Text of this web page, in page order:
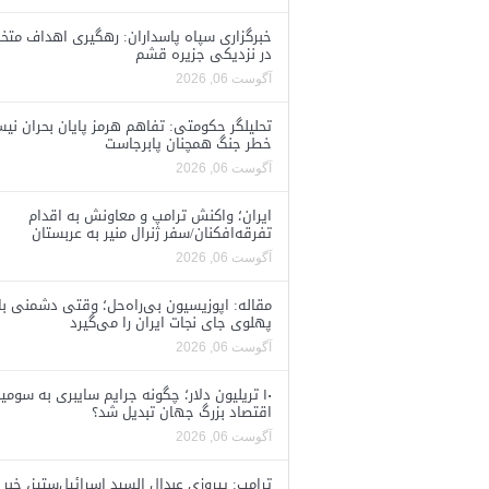
خبرگزاری سپاه پاسداران: رهگیری اهداف
در نزدیکی جزیره قشم
آگوست 06, 2026
تحلیلگر حکومتی: تفاهم هرمز پایان بحران
خطر جنگ همچنان پابرجاست
آگوست 06, 2026
ایران؛ واکنش ترامپ و معاونش به اقدام
تفرقه‌افکنان/سفر ژنرال منیر به عربستان
آگوست 06, 2026
مقاله: اپوزیسیون بی‌راه‌حل؛ وقتی دشمنی با
پهلوی جای نجات ایران را می‌گیرد
آگوست 06, 2026
۱۰ تریلیون دلار؛ چگونه جرایم سایبری به
اقتصاد بزرگ جهان تبدیل شد؟
آگوست 06, 2026